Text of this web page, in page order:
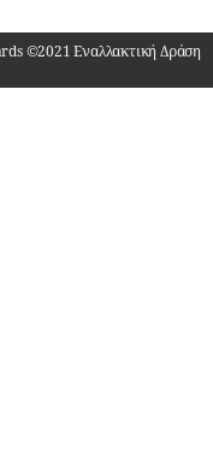
©2021 Εναλλακτική Δράση